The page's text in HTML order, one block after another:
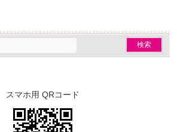
スマホ用 QRコード